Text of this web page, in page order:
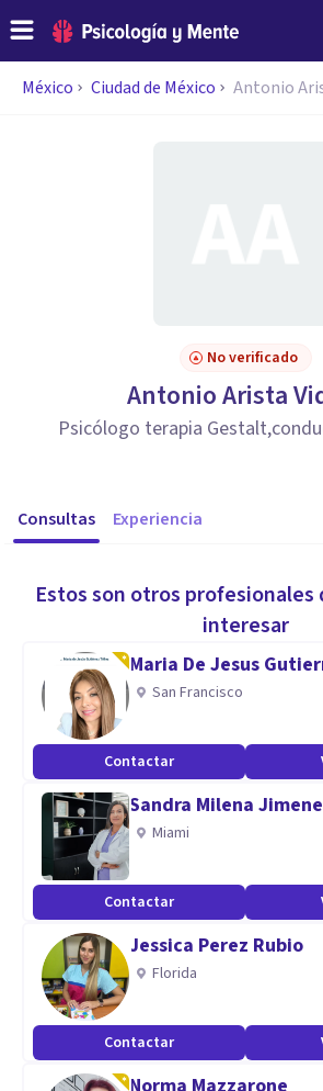
México Ciudad de México Antonio
No verificado
Antonio Arista
Psicólogo terapia
Consultas Experiencia
Estos son otros
interesar
Maria De Jesus
San Francisco
Contactar
Sandra Milena
Miami
Contactar
Jessica Perez Rubio
Florida
Contactar